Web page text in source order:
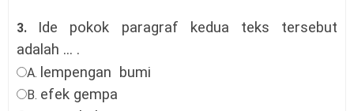
3. Ide pokok paragraf kedua teks tersebut
adalah ... .
A. lempengan bumi
B. efek gempa